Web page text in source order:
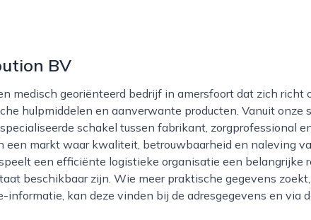
BV
hulpmiddelen en aanverwante producten. Vanuit onze
schakel tussen fabrikant, zorgprofessional
een markt waar kwaliteit, betrouwbaarheid en naleving
een efficiënte logistieke organisatie een belangrijke
beschikbaar zijn. Wie meer praktische gegevens zoekt,
informatie, kan deze vinden bij de adresgegevens en via